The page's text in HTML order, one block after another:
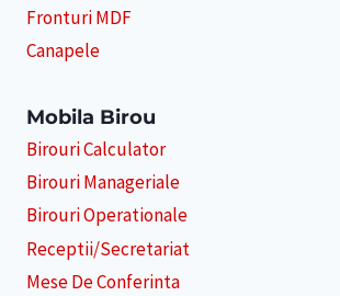
Fronturi MDF
Canapele
Mobila Birou
Birouri Calculator
Birouri Manageriale
Birouri Operationale
Receptii/Secretariat
Mese De Conferinta